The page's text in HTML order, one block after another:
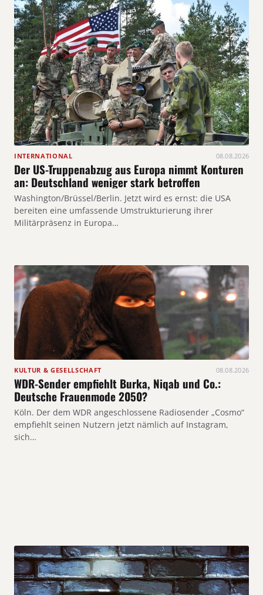
INTERNATIONAL 08.08.2026
Der US-Truppenabzug aus Europa nimmt Konturen
an: Deutschland weniger stark betroffen
Washington/Brüssel/Berlin. Jetzt wird es ernst: die USA
bereiten eine umfassende Umstrukturierung ihrer
Militärpräsenz in Europa…
KULTUR & GESELLSCHAFT 08.08.2026
WDR-Sender empfiehlt Burka, Niqab und Co.:
Deutsche Frauenmode 2050?
Köln. Der dem WDR angeschlossene Radiosender „Cosmo“
empfiehlt seinen Nutzern jetzt nämlich auf Instagram,
sich…